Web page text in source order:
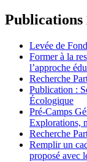
Publications
Levée de
Former à la
l’approche
Recherche
Publication :
Écologique
Pré-Camps
Explorations,
Recherche
Remplir un
proposé avec